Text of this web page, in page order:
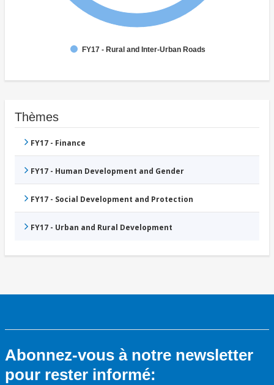
FY17 - Rural and Inter-Urban Roads
Thèmes
FY17 - Finance
FY17 - Human Development and Gender
FY17 - Social Development and Protection
FY17 - Urban and Rural Development
Abonnez-vous à notre newsletter
pour rester informé: